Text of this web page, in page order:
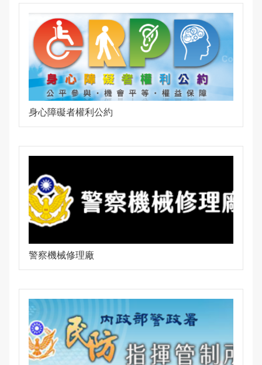
身心障礙者權利公約
警察機械修理廠